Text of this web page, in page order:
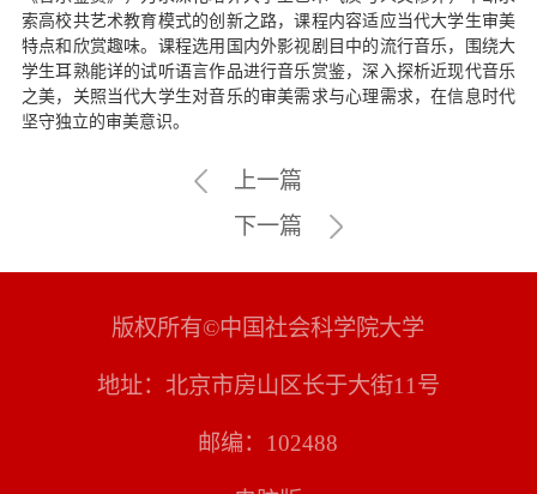
索高校共艺术教育模式的创新之路，课程内容适应当代大学生审美
特点和欣赏趣味。课程选用国内外影视剧目中的流行音乐，围绕大
学生耳熟能详的试听语言作品进行音乐赏鉴，深入探析近现代音乐
之美，关照当代大学生对音乐的审美需求与心理需求，在信息时代
坚守独立的审美意识。
上一篇
下一篇
版权所有©中国社会科学院大学
地址：北京市房山区长于大街11号
邮编：102488